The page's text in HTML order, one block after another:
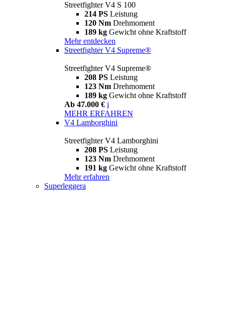
Streetfighter V4 S 100
214 PS Leistung
120 Nm Drehmoment
189 kg Gewicht ohne Kraftstoff
Mehr entdecken
Streetfighter V4 Supreme®
Streetfighter V4 Supreme®
208 PS Leistung
123 Nm Drehmoment
189 kg Gewicht ohne Kraftstoff
Ab 47.000 € i
MEHR ERFAHREN
V4 Lamborghini
Streetfighter V4 Lamborghini
208 PS Leistung
123 Nm Drehmoment
191 kg Gewicht ohne Kraftstoff
Mehr erfahren
Superleggera